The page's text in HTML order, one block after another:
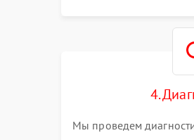
4.
Мы проведем